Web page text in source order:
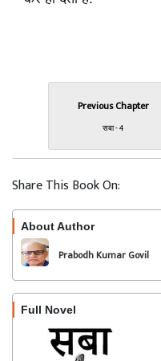
Previous Chapter
सबा - 4
Share This Book On:
About Author
Prabodh Kumar Govil
Full Novel